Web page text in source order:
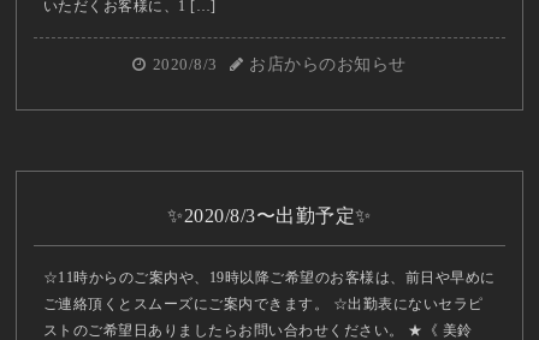
いただくお客様に、1 […]
2020/8/3 お店からのお知らせ
✨2020/8/3〜出勤予定✨
☆11時からのご案内や、19時以降ご希望のお客様は、前日や早めに
ご連絡頂くとスムーズにご案内できます。 ☆出勤表にないセラピ
ストのご希望日ありましたらお問い合わせください。 ★《 美鈴